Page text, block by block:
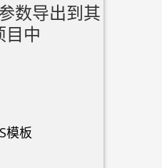
数导出到其
目中
模板